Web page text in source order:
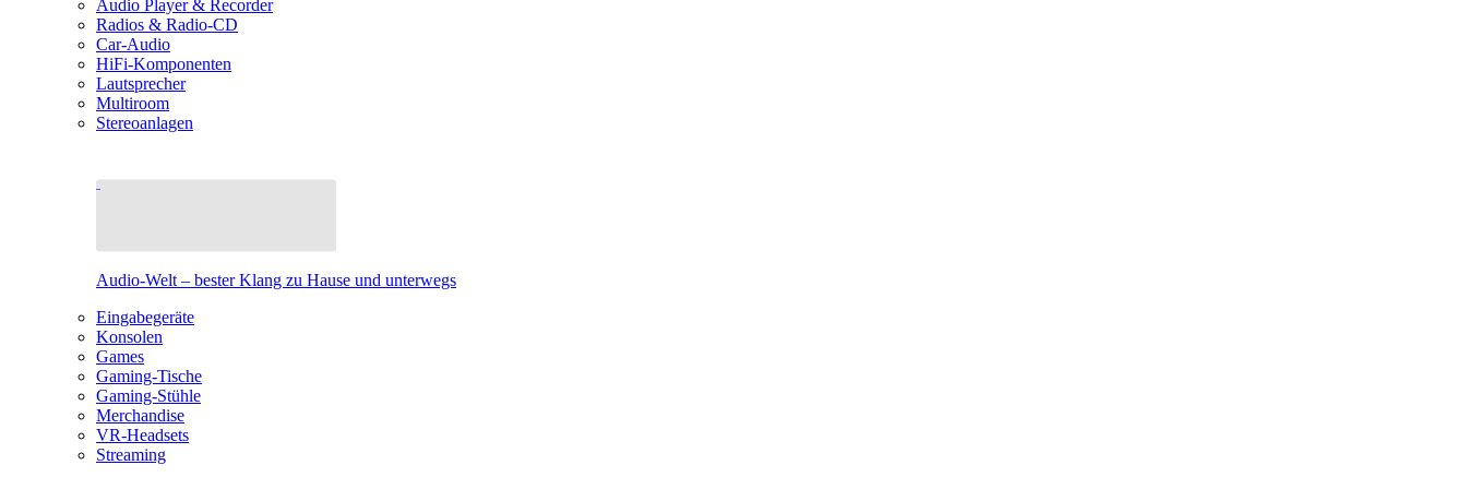
Audio Player & Recorder
Radios & Radio-CD
Car-Audio
HiFi-Komponenten
Lautsprecher
Multiroom
Stereoanlagen
Audio-Welt – bester Klang zu Hause und unterwegs
Eingabegeräte
Konsolen
Games
Gaming-Tische
Gaming-Stühle
Merchandise
VR-Headsets
Streaming